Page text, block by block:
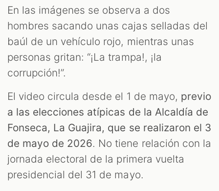
En las imágenes se observa a dos
hombres sacando unas cajas selladas del
baúl de un vehículo rojo, mientras unas
personas gritan: “¡La trampa!, ¡la
corrupción!”.
El video circula desde el 1 de mayo, previo
a las elecciones atípicas de la Alcaldía de
Fonseca, La Guajira, que se realizaron el 3
de mayo de 2026. No tiene relación con la
jornada electoral de la primera vuelta
presidencial del 31 de mayo.